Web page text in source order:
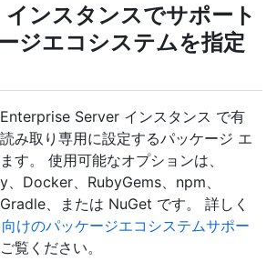
ンスタンスでサポート
ジエコシステムを指定
Server インスタンス で有
み取り専用に設定するパッケージ エ
す。 使用可能なオプションは、
Docker、RubyGems、npm、
、または NuGet です。 詳しく
けのパッケージエコシステムサポー
覧ください。